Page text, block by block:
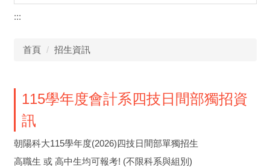
:::
首頁 招生資訊
115學年度會計系四技日間部獨招資
訊
朝陽科大115學年度(2026)四技日間部單獨招生
高職生 或 高中生均可報考! (不限科系與組別)